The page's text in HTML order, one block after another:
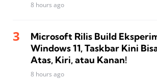
8 hours ago
Microsoft Rilis Build
Windows 11, Taskbar Kini
Atas, Kiri, atau Kanan!
8 hours ago